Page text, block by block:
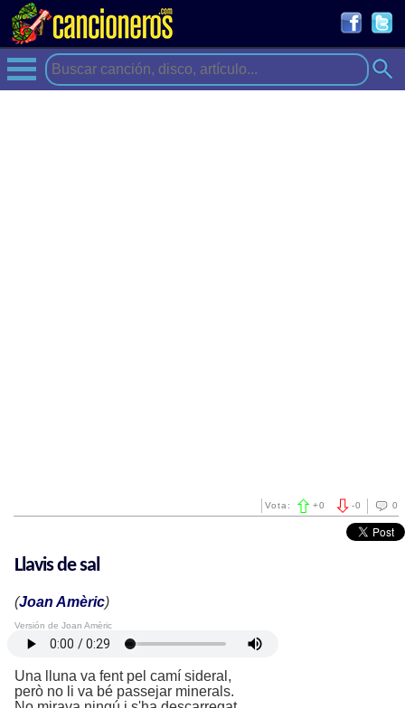
0
-0
Vota: +0
Llavis de sal
(Joan Amèric)
Versión de Joan Amèric
Una lluna va fent pel camí sideral,
però no li va bé passejar minerals.